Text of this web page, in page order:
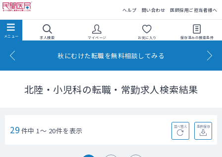
ヘルプ 問い合わせ 医師採用ご担当者様へ
求人検索 マイページ お気に入り 保存済みの検索条件
秋にむけた転職を無料相談してみる
北陸・小児科の転職・常勤求人検索結果
29 件中 1～ 20件を表示 並べ替え 条件保存